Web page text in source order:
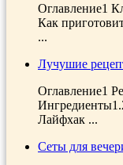
Оглавление1
Как
...
Лучушие
Оглавление1
Лайфхак ...
Сеты для